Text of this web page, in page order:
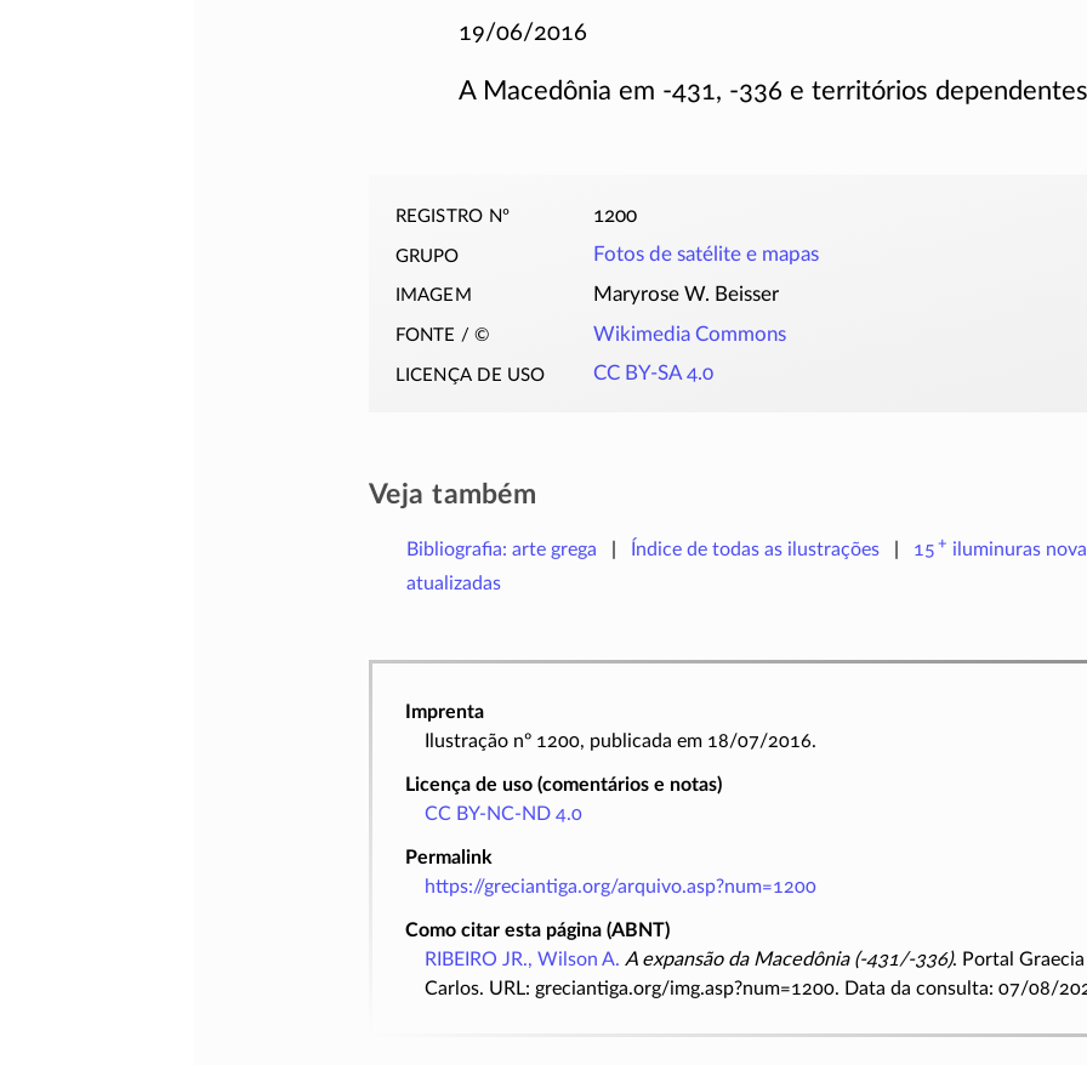
19/06/2016
A Macedônia em -431, -336 e territórios dependentes
registro nº 1200
grupo Fotos de satélite e mapas
imagem Maryrose W. Beisser
fonte / © Wikimedia Commons
licença de uso CC BY-SA 4.0
Veja também
Bibliografia: arte grega Índice de todas as ilustrações 15 + iluminuras
atualizadas
Imprenta
Ilustração nº 1200, publicada em 18/07/2016.
Licença de uso (comentários e notas)
CC BY-NC-ND 4.0
Permalink
https://greciantiga.org/arquivo.asp?num=1200
Como citar esta página (ABNT)
RIBEIRO JR., Wilson A. A expansão da Macedônia (-431/-336). Portal
Carlos. URL: greciantiga.org/img.asp?num=1200. Data da consulta: 07/08/